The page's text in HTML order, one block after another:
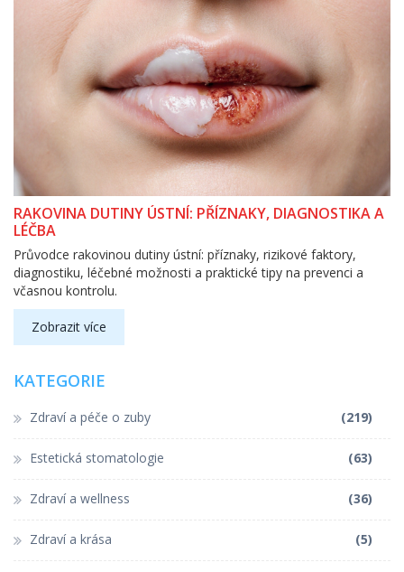
RAKOVINA DUTINY ÚSTNÍ: PŘÍZNAKY, DIAGNOSTIKA A
LÉČBA
Průvodce rakovinou dutiny ústní: příznaky, rizikové faktory,
diagnostiku, léčebné možnosti a praktické tipy na prevenci a
včasnou kontrolu.
Zobrazit více
KATEGORIE
Zdraví a péče o zuby (219)
Estetická stomatologie (63)
Zdraví a wellness (36)
Zdraví a krása (5)